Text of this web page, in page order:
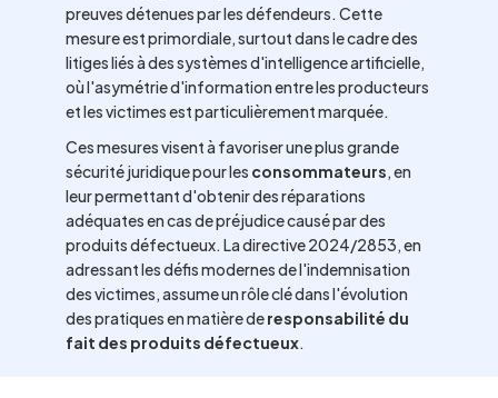
preuves détenues par les défendeurs. Cette
mesure est primordiale, surtout dans le cadre des
litiges liés à des systèmes d'intelligence artificielle,
où l'asymétrie d'information entre les producteurs
et les victimes est particulièrement marquée.
Ces mesures visent à favoriser une plus grande
sécurité juridique pour les consommateurs, en
leur permettant d'obtenir des réparations
adéquates en cas de préjudice causé par des
produits défectueux. La directive 2024/2853, en
adressant les défis modernes de l'indemnisation
des victimes, assume un rôle clé dans l'évolution
des pratiques en matière deresponsabilité du
fait des produits défectueux.